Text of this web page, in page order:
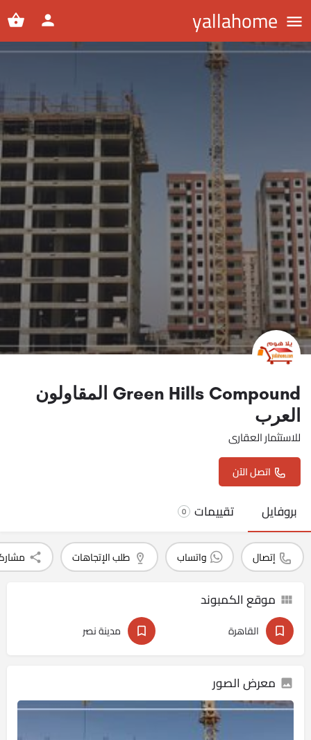
yallahome
Green Hills Compound المقاولون
العرب
للاستثمار العقارى
اتصل الآن
بروفايل تقييمات 0
إتصال واتساب طلب الإتجاهات
موقع الكمبوند
القاهرة مدينة نصر
معرض الصور